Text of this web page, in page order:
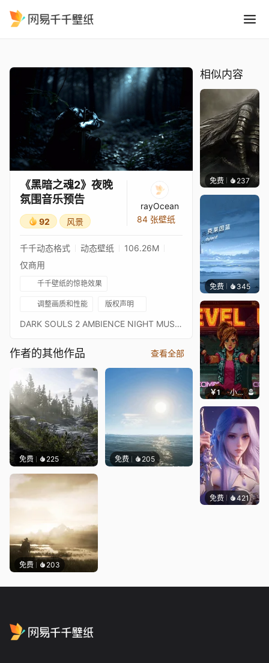
《黑暗之魂2》夜晚
氛围音乐预告
92 风景
rayOcean
84 张壁纸
千千动态格式 动态壁纸
106.26M
仅商用
千千壁纸的惊艳效果
调整画质和性能 版权声明
DARK SOULS 2 AMBIENCE NIGHT MUSIC TRAILER
作者的其他作品 查看全部
免费 225 免费 205
免费 203
相似内容
免费 237Max
免费 345冰茶Ln
￥1 小鹿子
免费 421好看